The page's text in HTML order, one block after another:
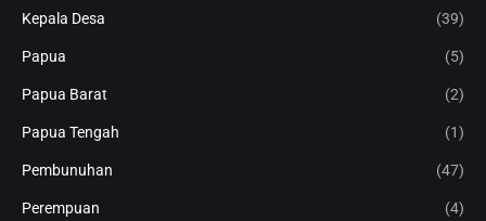
Kepala Desa (39)
Papua (5)
Papua Barat (2)
Papua Tengah (1)
Pembunuhan (47)
Perempuan (4)